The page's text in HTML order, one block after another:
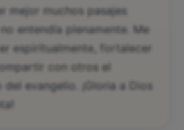
mejor muchos pasajes
entendía plenamente. Me
espiritualmente, fortalecer
con otros el
evangelio. ¡Gloria a Dios